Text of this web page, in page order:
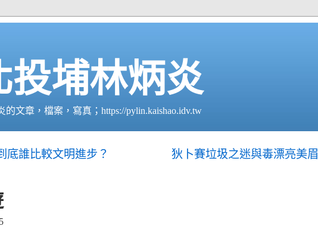
投埔林炳炎
的文章，檔案，寫真；https://pylin.kaishao.idv.tw
底誰比較文明進步？ 狄卜賽垃圾之迷與毒漂亮美眉